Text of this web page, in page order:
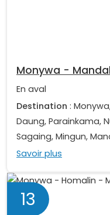
Monywa -
En aval
Destination :
Daung, Parainkama,
Sagaing, Mingun,
Savoir plus
13